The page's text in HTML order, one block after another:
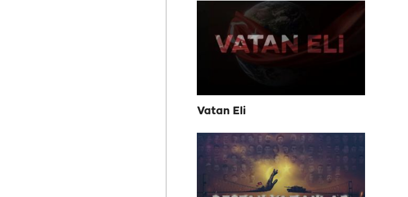
Vatan Eli